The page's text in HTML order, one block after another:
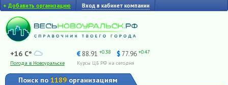
+ Добавить организацию Вход в кабинет компании
+16 C°
Погода в Новоуральске
€ 88.91 +0.38 $ 77.96 +0.47
Курсы ЦБ РФ на сегодня
Поиск по 1189 организациям